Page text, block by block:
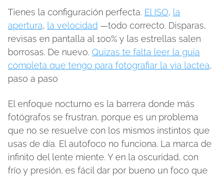
Tienes la configuración perfecta. El ISO, la
apertura, la velocidad —todo correcto. Disparas,
revisas en pantalla al 100% y las estrellas salen
borrosas. De nuevo. Quizas te falta leer la guia
completa que tengo para fotografiar la via lactea,
paso a paso
El enfoque nocturno es la barrera donde más
fotógrafos se frustran, porque es un problema
que no se resuelve con los mismos instintos que
usas de día. El autofoco no funciona. La marca de
infinito del lente miente. Y en la oscuridad, con
frío y presión, es fácil dar por bueno un foco que